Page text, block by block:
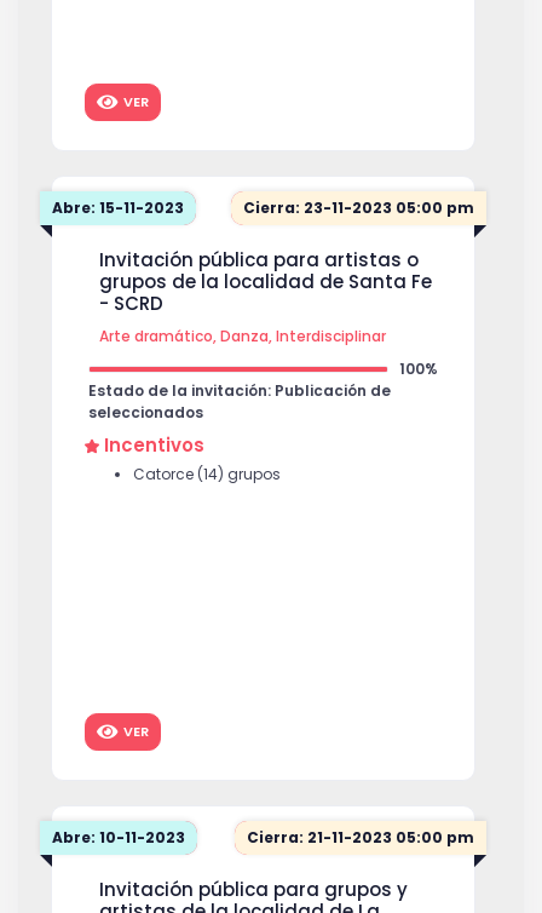
VER
Abre: 15-11-2023 Cierra: 23-11-2023 05:00 pm
Invitación pública para artistas o
grupos de la localidad de Santa Fe
- SCRD
Arte dramático, Danza, Interdisciplinar
100%
Estado de la invitación: Publicación de
seleccionados
Incentivos
Catorce (14) grupos
VER
Abre: 10-11-2023 Cierra: 21-11-2023 05:00 pm
Invitación pública para grupos y